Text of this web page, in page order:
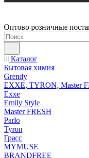
Оптово розничные
Каталог
Бытовая химия
Grendy
EXXE, TYRON, Master
Exxe
Emily Style
Master FRESH
Parlo
Tyron
Грасс
MYMUSE
BRANDFREE